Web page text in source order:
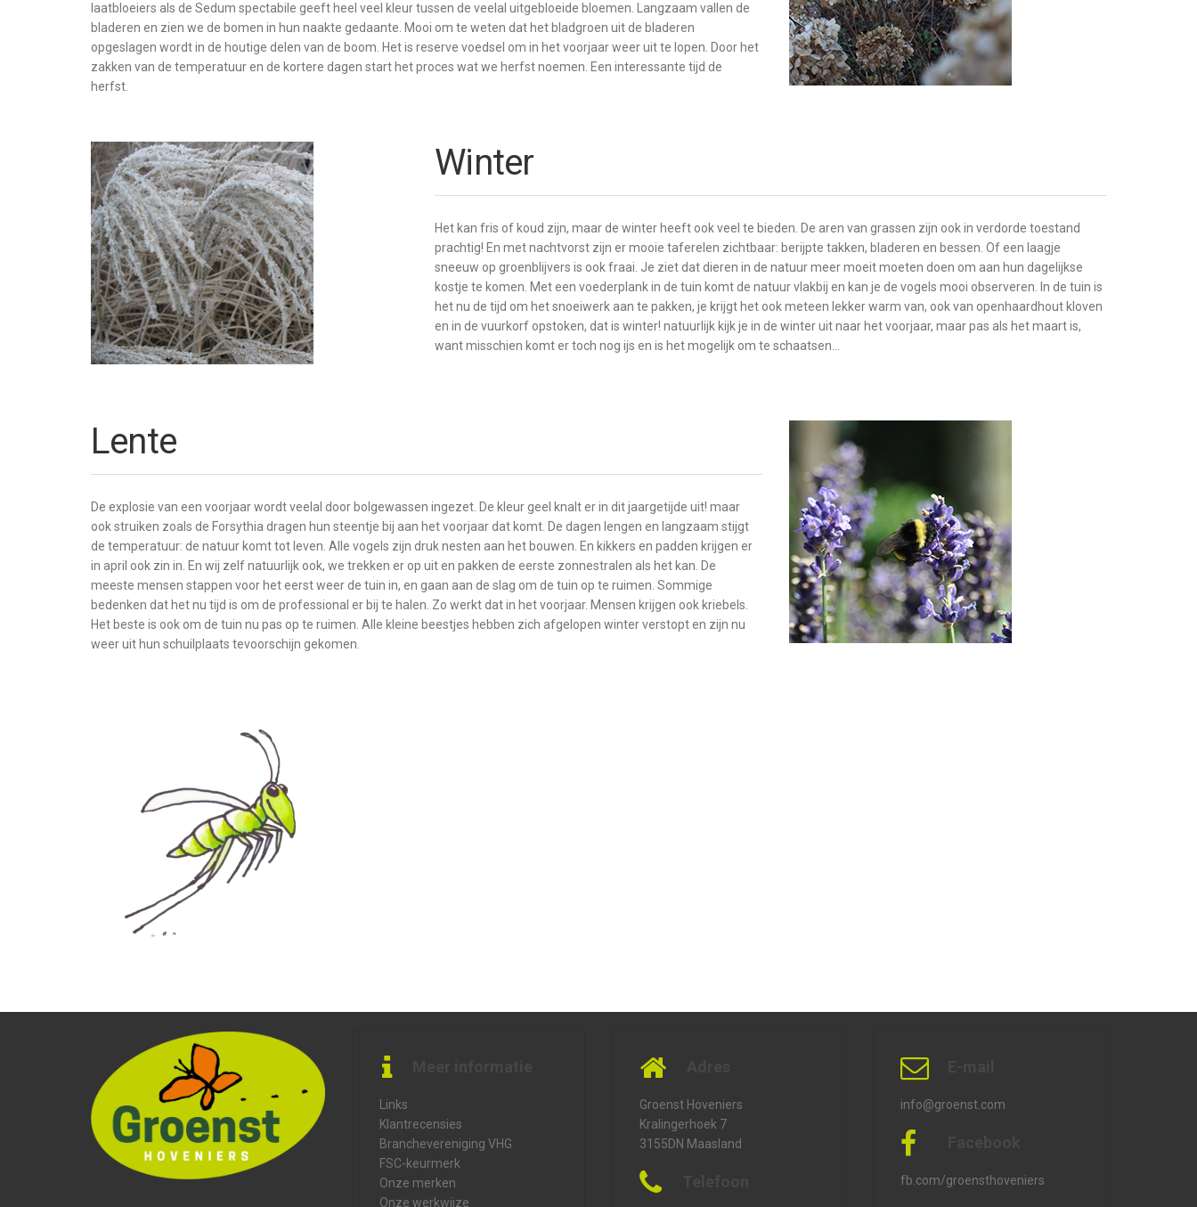
laatbloeiers als de Sedum spectabile geeft heel veel kleur tussen de veelal uitgebloeide bloemen. Langzaam vallen de
bladeren en zien we de bomen in hun naakte gedaante. Mooi om te weten dat het bladgroen uit de bladeren
opgeslagen wordt in de houtige delen van de boom. Het is reserve voedsel om in het voorjaar weer uit te lopen. Door het
zakken van de temperatuur en de kortere dagen start het proces wat we herfst noemen. Een interessante tijd de
herfst.
Winter
Het kan fris of koud zijn, maar de winter heeft ook veel te bieden. De aren van grassen zijn ook in verdorde toestand
prachtig! En met nachtvorst zijn er mooie taferelen zichtbaar: berijpte takken, bladeren en bessen. Of een laagje
sneeuw op groenblijvers is ook fraai. Je ziet dat dieren in de natuur meer moeit moeten doen om aan hun dagelijkse
kostje te komen. Met een voederplank in de tuin komt de natuur vlakbij en kan je de vogels mooi observeren. In de tuin is
het nu de tijd om het snoeiwerk aan te pakken, je krijgt het ook meteen lekker warm van, ook van openhaardhout kloven
en in de vuurkorf opstoken, dat is winter! natuurlijk kijk je in de winter uit naar het voorjaar, maar pas als het maart is,
want misschien komt er toch nog ijs en is het mogelijk om te schaatsen…
Lente
De explosie van een voorjaar wordt veelal door bolgewassen ingezet. De kleur geel knalt er in dit jaargetijde uit! maar
ook struiken zoals de Forsythia dragen hun steentje bij aan het voorjaar dat komt. De dagen lengen en langzaam stijgt
de temperatuur: de natuur komt tot leven. Alle vogels zijn druk nesten aan het bouwen. En kikkers en padden krijgen er
in april ook zin in. En wij zelf natuurlijk ook, we trekken er op uit en pakken de eerste zonnestralen als het kan. De
meeste mensen stappen voor het eerst weer de tuin in, en gaan aan de slag om de tuin op te ruimen. Sommige
bedenken dat het nu tijd is om de professional er bij te halen. Zo werkt dat in het voorjaar. Mensen krijgen ook kriebels.
Het beste is ook om de tuin nu pas op te ruimen. Alle kleine beestjes hebben zich afgelopen winter verstopt en zijn nu
weer uit hun schuilplaats tevoorschijn gekomen.
Links
Klantrecensies
Branchevereniging VHG
FSC-keurmerk
Onze merken
Onze werkwijze
Groenst Hoveniers
Kralingerhoek 7
3155DN Maasland
info@groenst.com
fb.com/groensthoveniers